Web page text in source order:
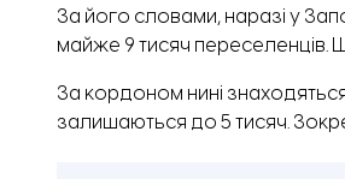
За його словами, наразі у
майже 9 тисяч переселенців.
За кордоном нині
залишаються до 5 тисяч.